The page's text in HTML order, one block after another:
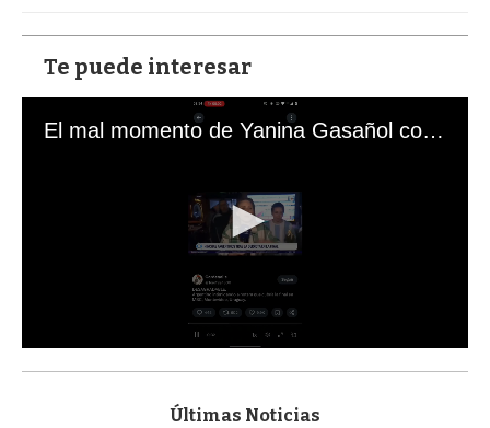
Te puede interesar
El mal momento de Yanina Gasañol con un hincha argentino en "Subrayado"
s
Últimas Noticias